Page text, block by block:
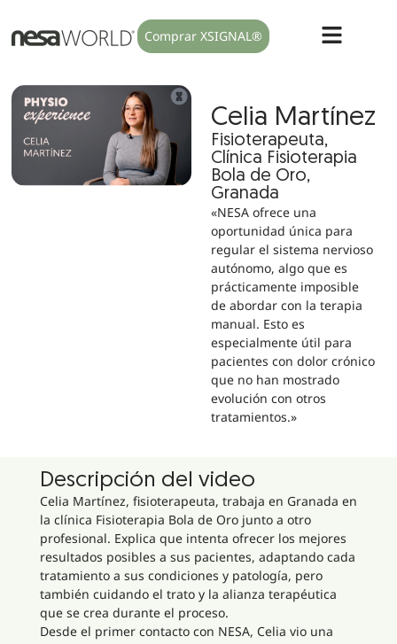
Comprar XSIGNAL®
Celia Martínez
Fisioterapeuta,
Clínica Fisioterapia
Bola de Oro,
Granada
«NESA ofrece una
oportunidad única para
regular el sistema nervioso
autónomo, algo que es
prácticamente imposible
de abordar con la terapia
manual. Esto es
especialmente útil para
pacientes con dolor crónico
que no han mostrado
evolución con otros
tratamientos.»
Descripción del video
Celia Martínez, fisioterapeuta, trabaja en Granada en
la clínica Fisioterapia Bola de Oro junto a otro
profesional. Explica que intenta ofrecer los mejores
resultados posibles a sus pacientes, adaptando cada
tratamiento a sus condiciones y patología, pero
también cuidando el trato y la alianza terapéutica
que se crea durante el proceso.
Desde el primer contacto con NESA, Celia vio una